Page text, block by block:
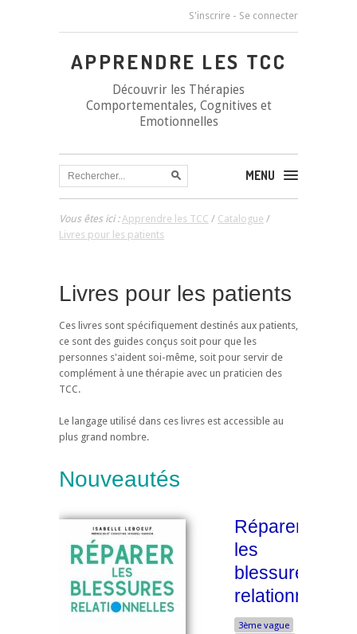
S'inscrire - Se connecter
APPRENDRE LES TCC
Découvrir les Thérapies
Comportementales, Cognitives et
Emotionnelles
MENU
Vous êtes ici :Apprendre les TCC / Catalogue /
Livres pour les patients
Livres pour les patients
Ces livres sont spécifiquement destinés aux patients,
ce sont des guides conçus soit pour que les
personnes s'aident soi-même, soit pour servir de
complément à une thérapie avec un praticien des
TCC.
Le langage utilisé dans ces livres est accessible au
plus grand nombre.
Nouveautés
Réparer
les
blessures
relationnelles
3ème vague